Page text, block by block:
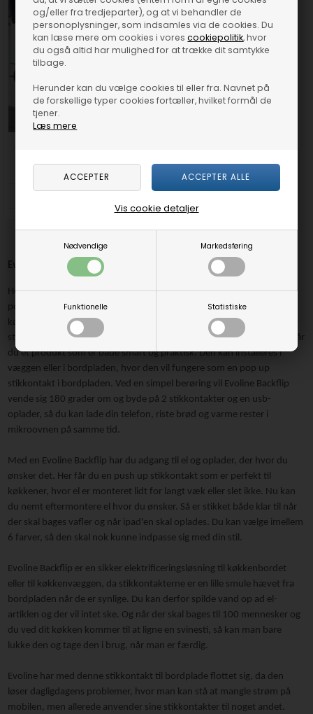
og/eller fra tredjeparter), og at vi behandler de
personoplysninger, som indsamles via de cookies. Du
kan læse mere om cookies i vorescookiepolitik, hvor
du også altid har mulighed for at trække dit samtykke
tilbage.
Herunder kan du vælge cookies til eller fra. Navnet på
de forskellige typer cookies fortæller, hvilket formål de
tjener.
Læs mere
Nødvendige Markedsføring
Funktionelle Statistiske
Vis cookie detaljer
rustfrit stål låg
Evoline Backflip - Pop ud stikkontakt med usb
Her på siden finder du smarte el-artikler til dit køkken. Mere præcis
pop up stikkontakter. Hvis du er på udkig efter strømløsninger til
køkkenet og ikke er særligt begejstret over tanken om flere
stikkontakter, så har vi den rette løsning til dig. Med Evoline backflip får
du et produkt som er både smart og praktisk. Den kan installeres i
væggen eller i bordpladen, hvor den vil fungere som en pop up
stikkontakt i bordpladen. Ved en simpel berøring vil Evoline Backflip
vende sig 180 grader om og byde på 2 stikkontakter og en usb-
oplader, så du kan lade din telefon, riste brød og varme rester i
mikroovnen på samme tid.
Med en Evoline Backflip har du adgang til el og oplader, der hvor du
ønsker det. Her får du en push up stikkontakt som er perfekt til
køkkener, hvor el er monteret lidt for langt væk eller slet ikke. Nu kan
du nemt eftermontere el hvor du ønsker. Så er stikket både klar til når
der skal bages vafler og når ipad'en skal oplades. Du kan vælge imellem
6 farver, så den skal nok kunne indpasse sig med din stil.
Evoline Backflip er en sikker elektrificeringsløsning til køkkenbordet
eller til køkkenvæggen, da stikkontakterne er en lille smule hævet fra
bordpladen når de er synlige. Du kan derfor spilde vand op ad el-
artiklen og der vil intet ske. Og når der skal bages til 100 mennesker og
du ved dit køkken kommer til at ligne en svinesti, så kan man bare
lukke den og tage den i brug, når man er færdig.
Evoline har med denne stikkontakt til bordplade flottet sig, da den
løser dagligdagens problemer, hvor man kan stå at mangle strøm på
mobilen, men allerede anvender sine stikkontakter til noget andet.